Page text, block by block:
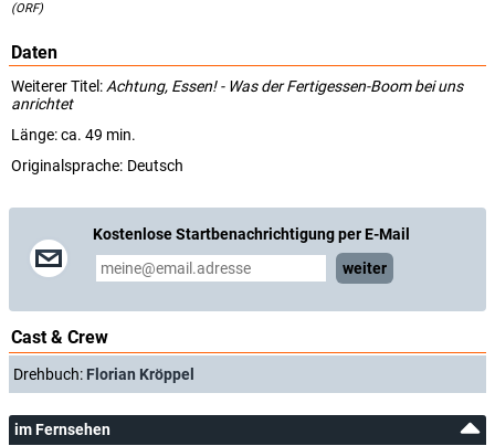
(ORF)
Daten
Weiterer Titel: Achtung, Essen! - Was der Fertigessen-Boom bei uns
anrichtet
Länge: ca. 49 min.
Originalsprache: Deutsch
Kostenlose Startbenachrichtigung per E-Mail
weiter
Cast & Crew
Drehbuch: Florian Kröppel
im Fernsehen